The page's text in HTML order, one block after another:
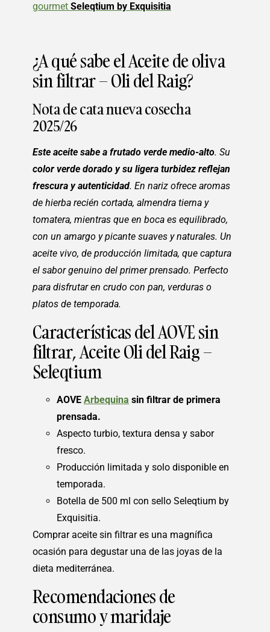
gourmet Seleqtium by Exquisitia
¿A qué sabe el Aceite de oliva
sin filtrar – Oli del Raig?
Nota de cata nueva cosecha
2025/26
Este aceite sabe a frutado verde medio-alto. Su
color verde dorado y su ligera turbidez reflejan
frescura y autenticidad. En nariz ofrece aromas
de hierba recién cortada, almendra tierna y
tomatera, mientras que en boca es equilibrado,
con un amargo y picante suaves y naturales. Un
aceite vivo, de producción limitada, que captura
el sabor genuino del primer prensado. Perfecto
para disfrutar en crudo con pan, verduras o
platos de temporada.
Características del AOVE sin
filtrar, Aceite Oli del Raig –
Seleqtium
AOVE Arbequina sin filtrar de primera
prensada.
Aspecto turbio, textura densa y sabor
fresco.
Producción limitada y solo disponible en
temporada.
Botella de 500 ml con sello Seleqtium by
Exquisitia.
Comprar aceite sin filtrar es una magnífica
ocasión para degustar una de las joyas de la
dieta mediterránea.
Recomendaciones de
consumo y maridaje